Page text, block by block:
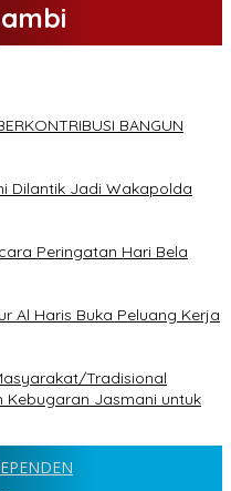
BANGUN
Dilantik Jadi Wakapolda
Peringatan Hari Bela
Al Haris Buka Peluang Kerja
Tradisional
Jasmani untuk